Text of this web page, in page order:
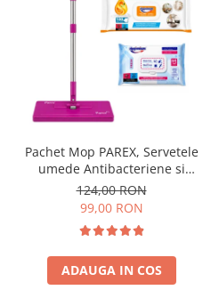
Pachet Mop PAREX, Servetele
umede Antibacteriene si
Multisuprafete
124,00 RON
99,00 RON
ADAUGA IN COS